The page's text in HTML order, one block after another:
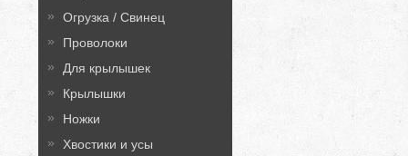
Огрузка / Свинец
Проволоки
Для крылышек
Крылышки
Ножки
Хвостики и усы